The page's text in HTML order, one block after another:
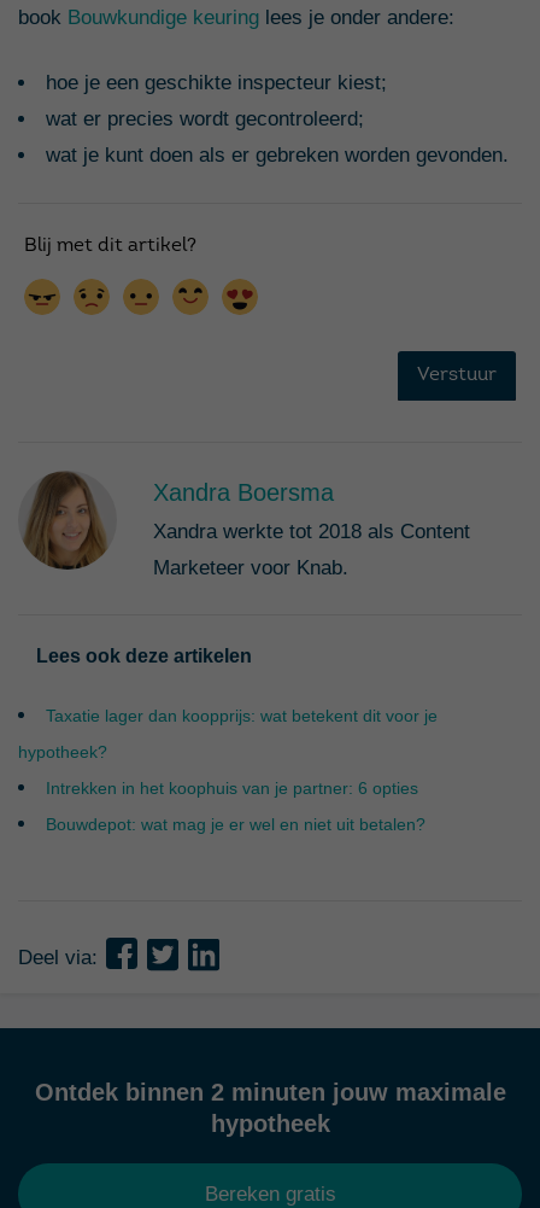
book Bouwkundige keuring lees je onder andere:
hoe je een geschikte inspecteur kiest;
wat er precies wordt gecontroleerd;
wat je kunt doen als er gebreken worden gevonden.
Xandra Boersma
Xandra werkte tot 2018 als Content
Marketeer voor Knab.
Lees ook deze artikelen
Taxatie lager dan koopprijs: wat betekent dit voor je
hypotheek?
Intrekken in het koophuis van je partner: 6 opties
Bouwdepot: wat mag je er wel en niet uit betalen?
Deel via:
Ontdek binnen 2 minuten jouw maximale
hypotheek
Bereken gratis